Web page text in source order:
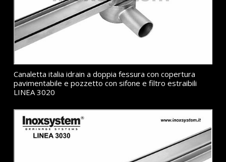
Canaletta italia idrain a doppia fessura con copertura
pavimentabile e pozzetto con sifone e filtro estraibili
LINEA 3020